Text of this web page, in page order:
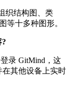
织结构图、类
等十多种图形。
录 GitMind，这
其他设备上实时